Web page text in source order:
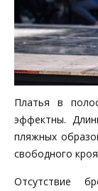
Платья в
эффектны.
пляжных
свободного
Отсутствие